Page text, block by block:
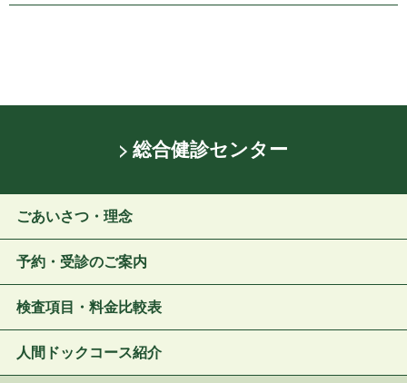
総合健診センター
ごあいさつ・理念
予約・受診のご案内
検査項目・料金比較表
人間ドックコース紹介